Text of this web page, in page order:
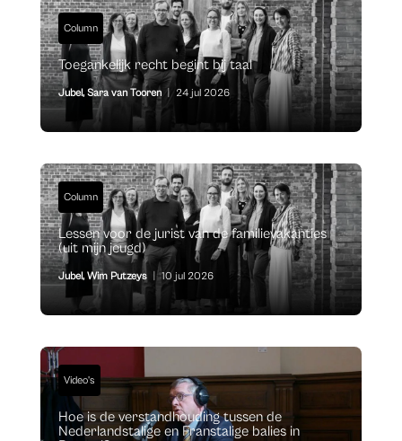
Column
Toegankelijk recht begint bij taal
Jubel, Sara van Tooren | 24 jul 2026
Column
Lessen voor de jurist van de familievakanties
(uit mijn jeugd)
Jubel, Wim Putzeys | 10 jul 2026
Video's
Hoe is de verstandhouding tussen de
Nederlandstalige en Franstalige balies in